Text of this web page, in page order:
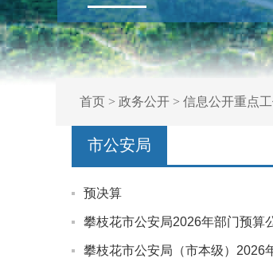
首页> 政务公开> 信息公开重点
市公安局
预决算
攀枝花市公安局2026年部门预算
攀枝花市公安局（市本级）2026